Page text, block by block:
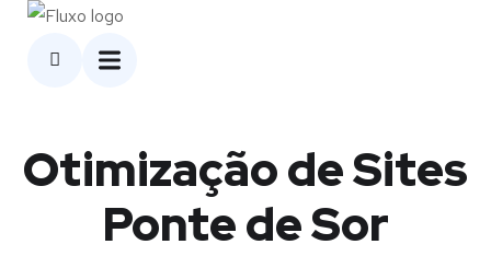
Otimização de Sites
Ponte de Sor